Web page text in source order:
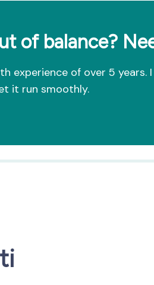
of balance?
experience of over 5 years.
it run smoothly.